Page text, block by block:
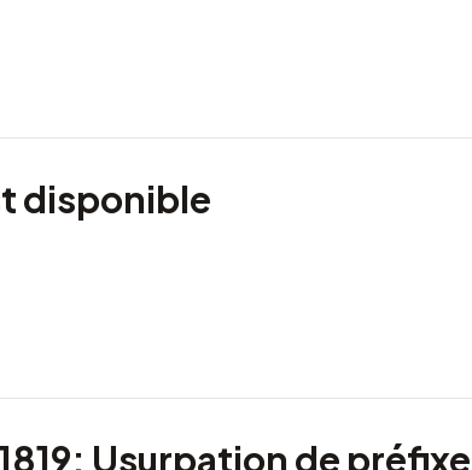
disponible
Usurpation de